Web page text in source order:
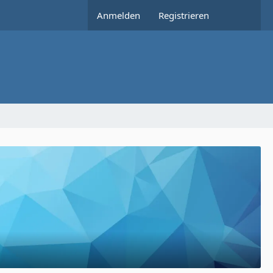
Anmelden Registrieren